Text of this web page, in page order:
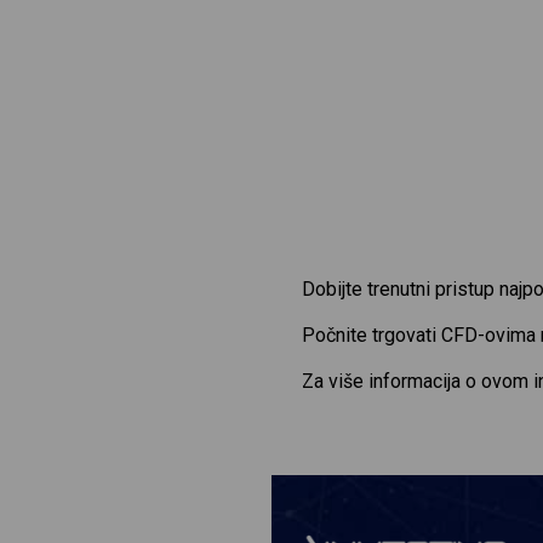
Dobijte trenutni pristup
Počnite trgovati CFD-ovima
Za više informacija o ovom